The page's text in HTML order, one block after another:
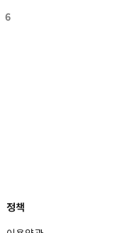
6
정책